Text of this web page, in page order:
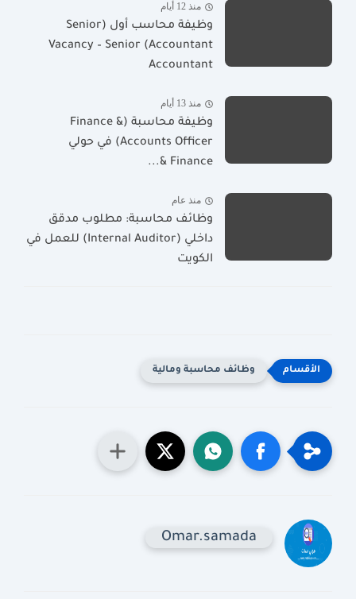
منذ 12 أيام
وظيفة محاسب أول (Senior
Accountant) Vacancy – Senior
Accountant
منذ 13 أيام
وظيفة محاسبة (Finance &
Accounts Officer) في حولي
Finance &...
منذ عام
وظائف محاسبة: مطلوب مدقق
داخلي (Internal Auditor) للعمل في
الكويت
وظائف محاسبة ومالية
Omar.samada